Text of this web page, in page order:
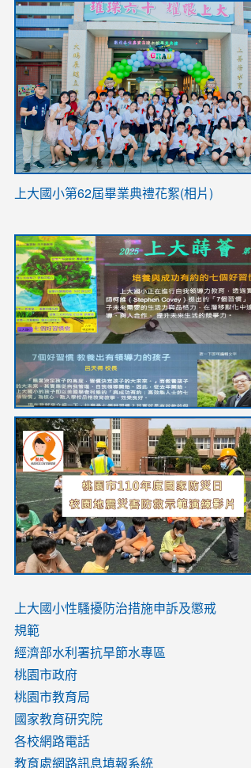
https://sites.google.com/stes.tyc.edu.tw/
https://sites.google.com/stes.tyc.edu.tw/
link
YfDQppRvyMk686kIw6SBbssEIZ6WnT/
usp=sharing
上大國小第62屆畢業典禮花絮(相片)
to
https://drive.google.com/file/d/1I-
YfDQppRvyMk686kIw6SBbssEIZ6WnT/
usp=sharing
to
https://sites.google.com/stes.tyc.edu.tw/
link
to
https://sites.google.com/stes.tyc.edu.tw/
link
to
https://drive.google.com/file/d/
usp=sharing
link
to
https://youtu.be/jJOMVWY3-
8M
link
to
https://drive.google.com/file/d/
usp=sharing
to
https://www.youtube.com/watch?
v=hC_gdZndU9s
to
https://www.youtube.com/watch?
v=hC_gdZndU9s
link
to
https://www.youtube.com/watch?
v=mfpNykQ0g4M
上大國小性騷擾防治措施申訴及懲戒
規範
經濟部水利署抗旱節水專區
桃園市政府
桃園市教育局
國家教育研究院
各校網路電話
教育處網路訊息填報系統